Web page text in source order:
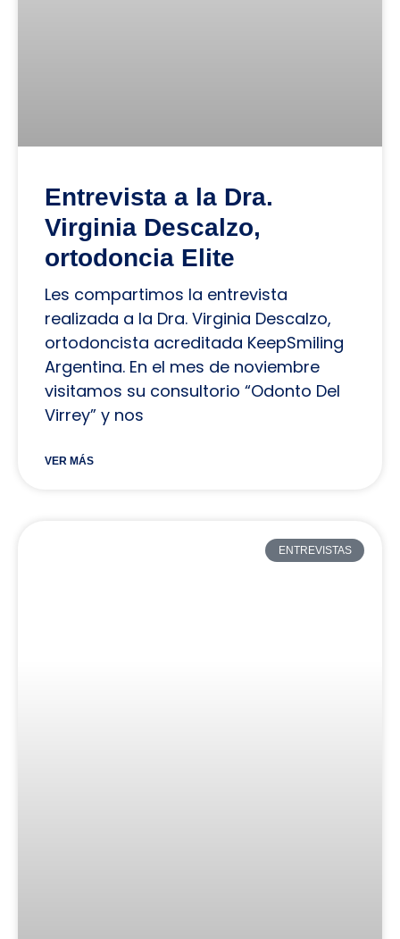
Entrevista a la Dra.
Virginia Descalzo,
ortodoncia Elite
Les compartimos la entrevista
realizada a la Dra. Virginia Descalzo,
ortodoncista acreditada KeepSmiling
Argentina. En el mes de noviembre
visitamos su consultorio “Odonto Del
Virrey” y nos
VER MÁS
ENTREVISTAS